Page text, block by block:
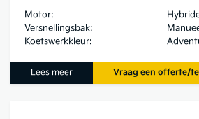
Motor:
Versnellingsbak:
Koetswerkkleur:
Lees meer Vraag een offerte/